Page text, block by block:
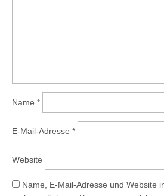
Name *
E-Mail-Adresse *
Website
Name, E-Mail-Adresse und Website